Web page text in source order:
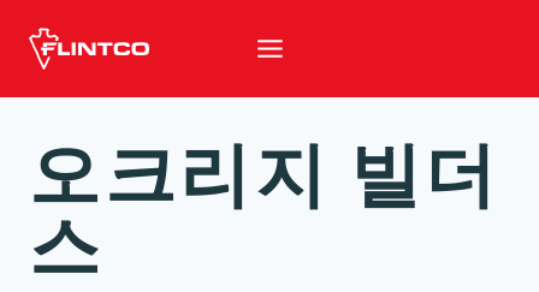
오크리지 빌더
스